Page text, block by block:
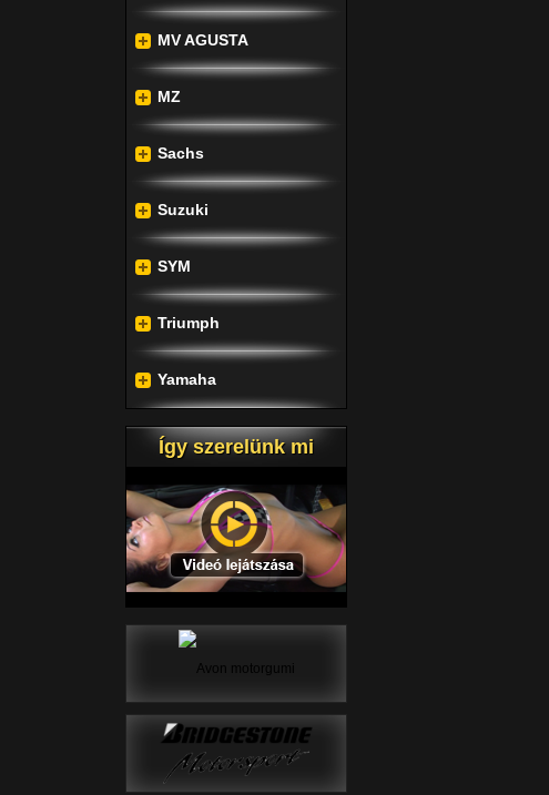
MV AGUSTA
MZ
Sachs
Suzuki
SYM
Triumph
Yamaha
Így szerelünk mi